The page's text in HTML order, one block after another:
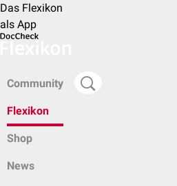
Das Flexikon
als App
Community
Flexikon
Shop
News